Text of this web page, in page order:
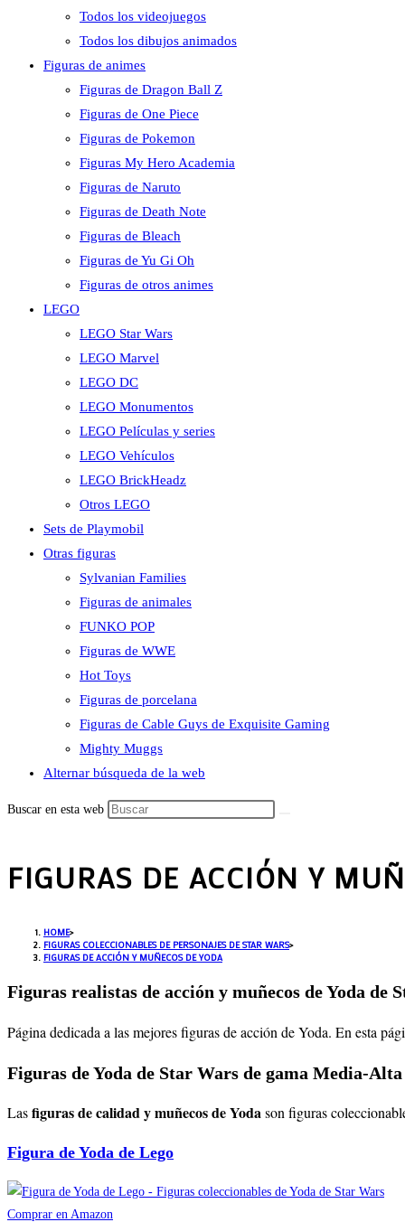
Todos los videojuegos
Todos los dibujos animados
Figuras de animes
Figuras de Dragon Ball Z
Figuras de One Piece
Figuras de Pokemon
Figuras My Hero Academia
Figuras de Naruto
Figuras de Death Note
Figuras de Bleach
Figuras de Yu Gi Oh
Figuras de otros animes
LEGO
LEGO Star Wars
LEGO Marvel
LEGO DC
LEGO Monumentos
LEGO Películas y series
LEGO Vehículos
LEGO BrickHeadz
Otros LEGO
Sets de Playmobil
Otras figuras
Sylvanian Families
Figuras de animales
FUNKO POP
Figuras de WWE
Hot Toys
Figuras de porcelana
Figuras de Cable Guys de Exquisite Gaming
Mighty Muggs
Alternar búsqueda de la web
Buscar en esta web
FIGURAS DE ACCIÓN Y
HOME>
FIGURAS COLECCIONABLES DE PERSONAJES DE STAR WARS>
FIGURAS DE ACCIÓN Y MUÑECOS DE YODA
Figuras realistas de acción y muñecos de Yoda de
Página dedicada a las mejores figuras de acción de Yoda. En esta
Figuras de Yoda de Star Wars de gama Media-Alta
Lasfiguras de calidad y muñecos deYodason figuras
Figura de Yoda de Lego
Comprar en Amazon